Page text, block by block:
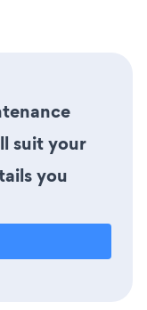
suit your
you